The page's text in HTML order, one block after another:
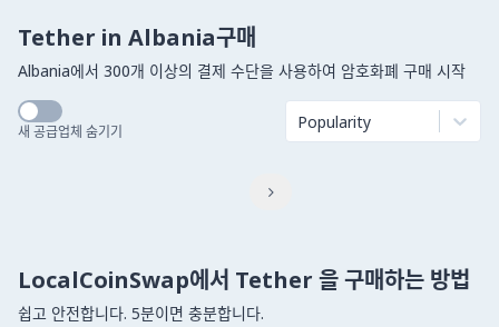
Tether in Albania구매
Albania에서 300개 이상의 결제 수단을 사용하여 암호화폐 구매 시작
새 공급업체 숨기기 Popularity

LocalCoinSwap에서 Tether 을 구매하는 방법
쉽고 안전합니다. 5분이면 충분합니다.